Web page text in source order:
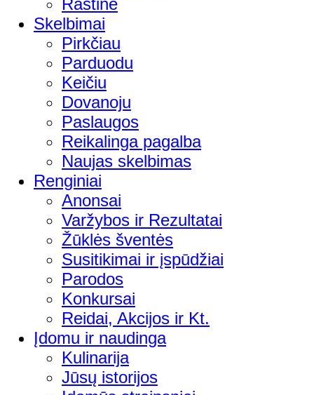
Skelbimai
Pirkčiau
Parduodu
Keičiu
Dovanoju
Paslaugos
Reikalinga pagalba
Naujas skelbimas
Renginiai
Anonsai
Varžybos ir Rezultatai
Žūklės šventės
Susitikimai ir įspūdžiai
Parodos
Konkursai
Reidai, Akcijos ir Kt.
Įdomu ir naudinga
Kulinarija
Jūsų istorijos